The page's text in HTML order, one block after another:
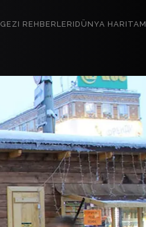
GEZI REHBERLERI DÜNYA HARITAM